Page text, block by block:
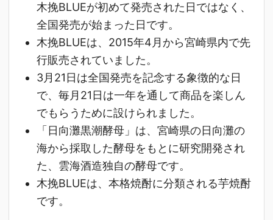
木挽BLUEが初めて発売された日ではなく、
全国発売が始まった日です。
木挽BLUEは、2015年4月から宮崎県内で先
行販売されていました。
3月21日は全国発売を記念する象徴的な日
で、毎月21日は一年を通して商品を楽しん
でもらうために設けられました。
「日向灘黒潮酵母」は、宮崎県の日向灘の
海から採取した酵母をもとに研究開発され
た、雲海酒造独自の酵母です。
木挽BLUEは、本格焼酎に分類される芋焼酎
です。